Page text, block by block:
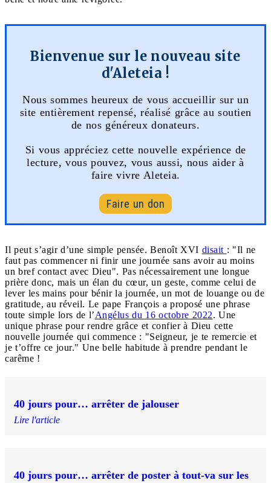
Bienvenue sur le nouveau site
d'Aleteia !
Nous sommes heureux de vous accueillir sur un
site entièrement repensé, réalisé grâce au soutien
de nos généreux donateurs.
Si vous appréciez cette nouvelle expérience de
lecture, vous pouvez, vous aussi, nous aider à
faire vivre Aleteia.
Faire un don
Il peut s’agir d’une simple pensée. Benoît XVI disait : "Il ne
faut pas commencer ni finir une journée sans avoir au moins
un bref contact avec Dieu". Pas nécessairement une longue
prière donc, mais un élan du cœur, un geste, comme celui de
lever les mains pour bénir la journée, un mot de louange ou de
gratitude, au réveil. Le pape François a proposé une phrase
toute simple lors de l’Angélus du 16 octobre 2022. Une
unique phrase pour rendre grâce et confier à Dieu cette
nouvelle journée qui commence : "Seigneur, je te remercie et
je t’offre ce jour." Une belle habitude à prendre pendant le
carême !
40 jours pour… arrêter de jalouser
Lire l'article
40 jours pour… arrêter de poster à tout-va sur les